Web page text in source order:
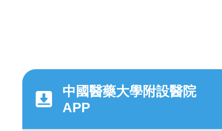
中國醫藥大學附設醫院
APP